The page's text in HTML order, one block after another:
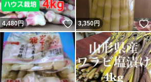
いいね！
4,480円 いいね！
3,350円